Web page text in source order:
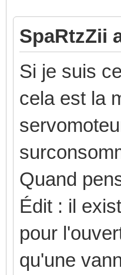
SpaRtzZii
Si je suis
cela est la
Quand
Édit : il
pour
qu'une